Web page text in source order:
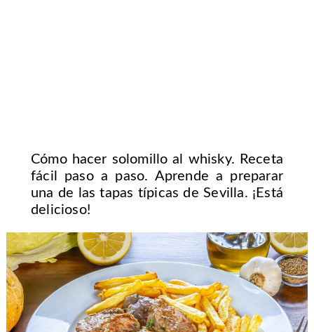
Cómo hacer solomillo al whisky. Receta
fácil paso a paso. Aprende a preparar
una de las tapas típicas de Sevilla. ¡Está
delicioso!